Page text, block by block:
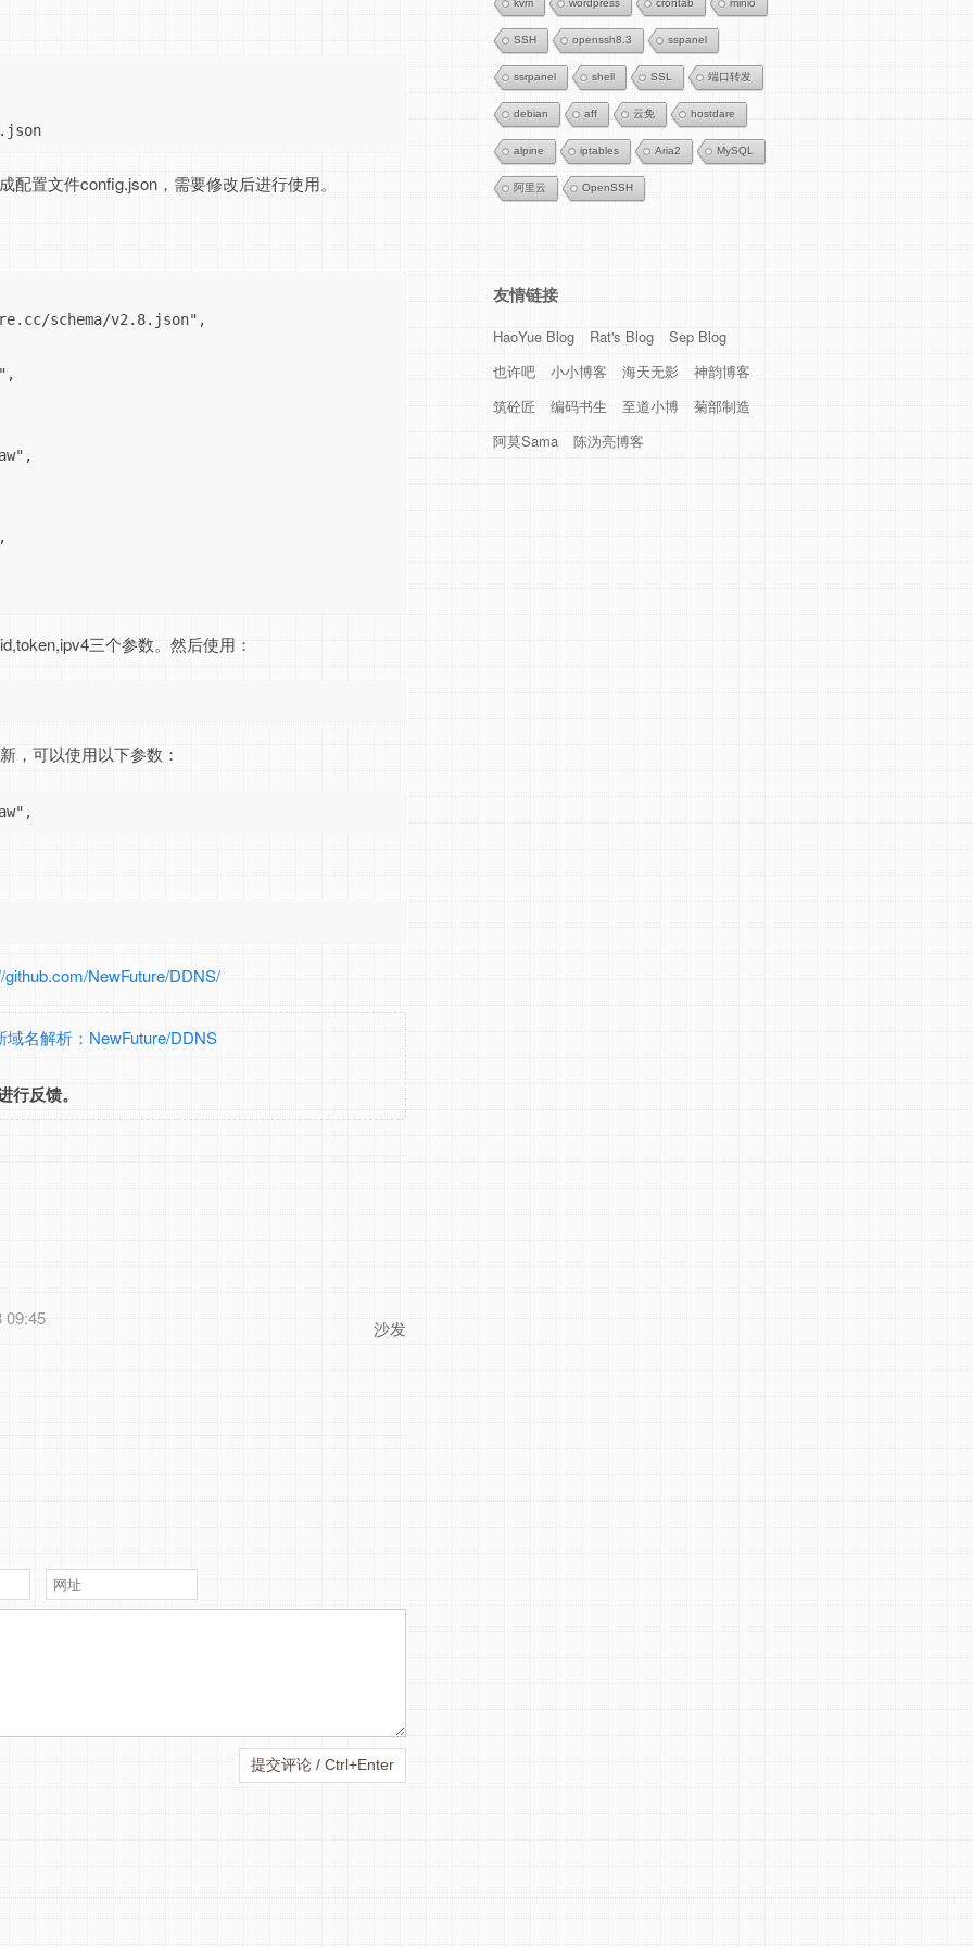
置文件config.json，需要修改后进行使用。
schema/v2.8.json",
三个参数。然后使用：
，可以使用以下参数：
github.com/NewFuture/DDNS/
名解析：NewFuture/DDNS
反馈。
沙发
09:45
kvm wordpress crontab minio
SSH openssh8.3 sspanel
ssrpanel shell SSL 端口转发
debian aff 云免 hostdare
alpine iptables Aria2 MySQL
阿里云 OpenSSH
友情链接
HaoYue Blog Rat's Blog
Sep Blog
也许吧
小小博客 海天无影
神韵博客
筑砼匠
编码书生 至道小博
菊部制造
阿莫Sama
陈沩亮博客